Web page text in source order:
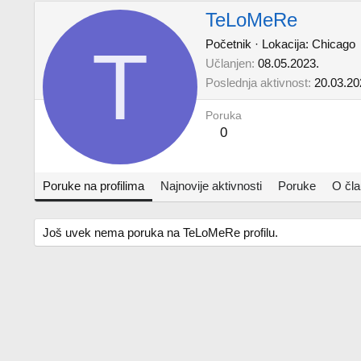
T
TeLoMeRe
Početnik · Lokacija: Chicago
Učlanjen 08.05.2023.
Poslednja aktivnost
Poruka
0
Poruke na profilima Najnovije aktivnosti Poruke O
Još uvek nema poruka na TeLoMeRe profilu.